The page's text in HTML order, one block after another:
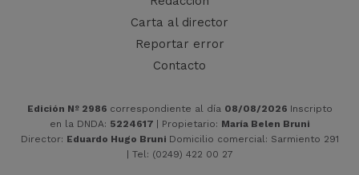
Carta al director
Reportar error
Contacto
Edición Nº 2986 correspondiente al día 08/08/2026 Inscripto
en la DNDA: 5224617 | Propietario: María Belen Bruni
Director: Eduardo Hugo Bruni Domicilio comercial: Sarmiento 291
| Tel: (0249) 422 00 27